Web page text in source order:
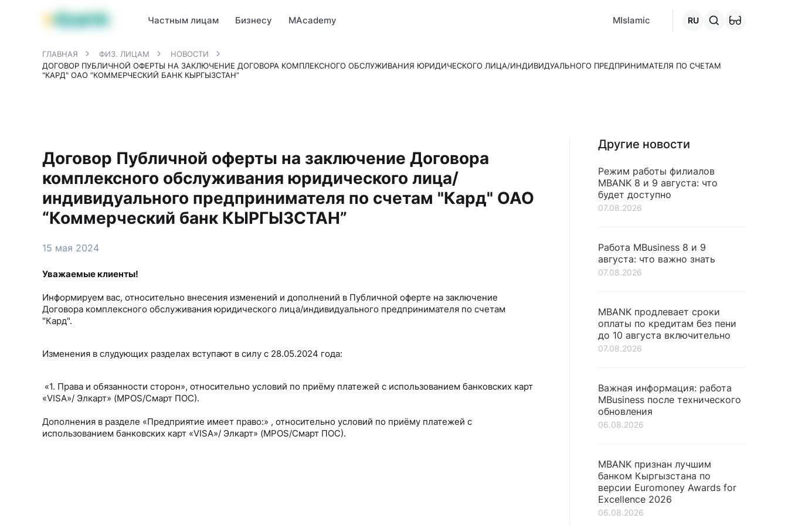
Продукты MBANK MJunior
Частным лицам Бизнесу MAcademy MIslamic RU
ГЛАВНАЯ ФИЗ. ЛИЦАМ
НОВОСТИ
ДОГОВОР ПУБЛИЧНОЙ ОФЕРТЫ НА ЗАКЛЮЧЕНИЕ ДОГОВОРА КОМПЛЕКСНОГО ОБСЛУЖИВАНИЯ ЮРИДИЧЕСКОГО ЛИЦА/ИНДИВИДУАЛЬНОГО ПРЕДПРИНИМАТЕЛЯ ПО СЧЕТАМ
"КАРД" ОАО “КОММЕРЧЕСКИЙ БАНК КЫРГЫЗСТАН”
Договор Публичной оферты на заключение Договора
комплексного обслуживания юридического лица/
индивидуального предпринимателя по счетам "Кард" ОАО
“Коммерческий банк КЫРГЫЗСТАН”
15 мая 2024
Уважаемые клиенты!
Информируем вас, относительно внесения изменений и дополнений в Публичной оферте на заключение
Договора комплексного обслуживания юридического лица/индивидуального предпринимателя по счетам
"Кард".
Изменения в слудующих разделах вступают в силу с 28.05.2024 года:
«1. Права и обязанности сторон», относительно условий по приёму платежей с использованием банковских карт
«VISA»/ Элкарт» (MPOS/Смарт ПОС).
Дополнения в разделе «Предприятие имеет право:» , относительно условий по приёму платежей с
использованием банковских карт «VISA»/ Элкарт» (MPOS/Смарт ПОС).
Другие новости
Режим работы филиалов
MBANK 8 и 9 августа: что
будет доступно
07.08.2026
Работа MBusiness 8 и 9
августа: что важно знать
07.08.2026
MBANK продлевает сроки
оплаты по кредитам без пени
до 10 августа включительно
07.08.2026
Важная информация: работа
MBusiness после технического
обновления
06.08.2026
MBANK признан лучшим
банком Кыргызстана по
версии Euromoney Awards for
Excellence 2026
06.08.2026